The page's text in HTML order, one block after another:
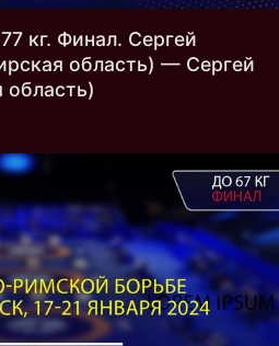
кг. Финал. Сергей
область) — Сергей
область)